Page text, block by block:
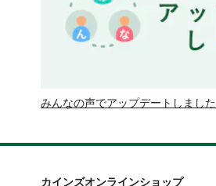
みんなの声でアップデートしました
カインズオンラインショップ